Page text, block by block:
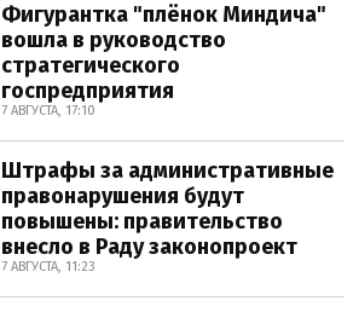
Фигурантка "плёнок Миндича"
вошла в руководство
стратегического
госпредприятия
7 АВГУСТА, 17:10
Штрафы за административные
правонарушения будут
повышены: правительство
внесло в Раду законопроект
7 АВГУСТА, 11:23